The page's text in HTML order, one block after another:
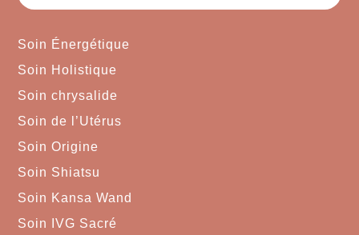
Soin Énergétique
Soin Holistique
Soin chrysalide
Soin de l’Utérus
Soin Origine
Soin Shiatsu
Soin Kansa Wand
Soin IVG Sacré